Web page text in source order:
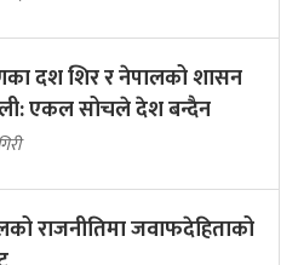
दश शिर र नेपालको शासन
एकल सोचले देश बन्दैन
राजनीतिमा जवाफदेहिताको